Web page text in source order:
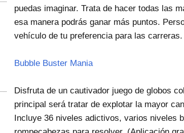
puedas imaginar. Trata de hacer todas las
esa manera podrás ganar más puntos.
vehículo de tu preferencia para las
Bubble Buster Mania
Disfruta de un cautivador juego de globos
principal será tratar de explotar la mayor
Incluye 36 niveles adictivos, varios niveles